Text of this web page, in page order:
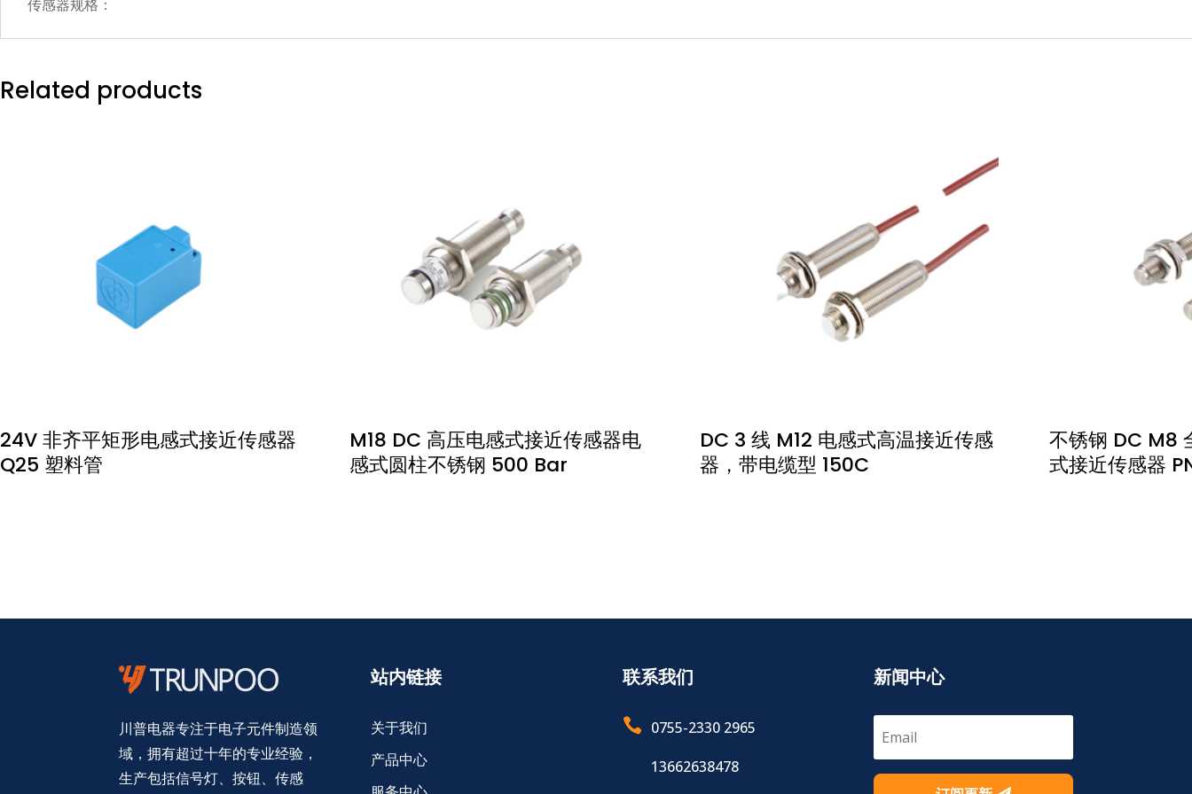
传感器规格：
Related products
24V 非齐平矩形电感式接近传感器
Q25 塑料管
M18 DC 高压电感式接近传感器电
感式圆柱不锈钢 500 Bar
DC 3 线 M12 电感式高温接近传感
器，带电缆型 150C
不锈钢 DC M8
式接近传感器
川普电器专注于电子元件制造领
域，拥有超过十年的专业经验，
生产包括信号灯、按钮、传感
站内链接
关于我们
产品中心
联系我们
 0755-2330 2965
13662638478
新闻中心